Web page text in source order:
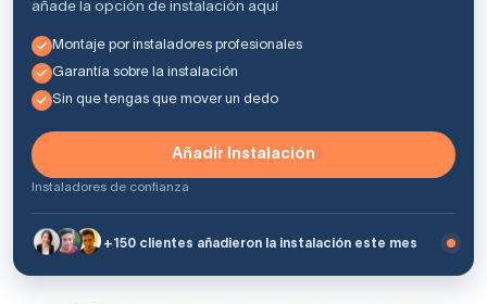
añade la opción de instalación aquí
Montaje por instaladores profesionales
Garantía sobre la instalación
Sin que tengas que mover un dedo
Añadir Instalación
Instaladores de confianza
+150 clientes añadieron la instalación este mes